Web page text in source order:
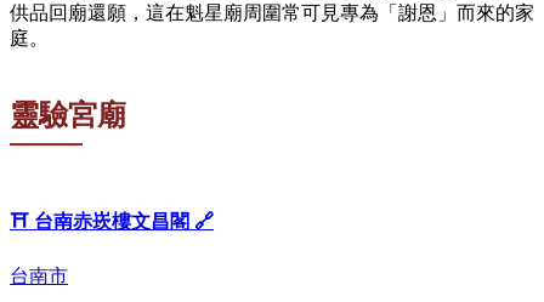
供品回廟還願，這在魁星廟周圍常可見專為「謝恩」而來的家
庭。
靈驗宮廟
⛩️ 台南赤崁樓文昌閣 🔗
台南市